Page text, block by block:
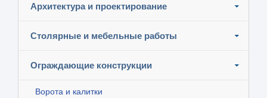
Архитектура и проектирование
Столярные и мебельные работы
Ограждающие конструкции
Ворота и калитки